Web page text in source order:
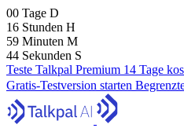
00 Tage D
16 Stunden H
59 Minuten M
43 Sekunden S
Teste Talkpal Premium 14 Tage
Gratis-Testversion starten